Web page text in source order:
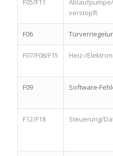
F05/F11
verstopft
F06
F07/F08/F15 Heiz-/
F09 Software-
F12/F18 Steuerung/